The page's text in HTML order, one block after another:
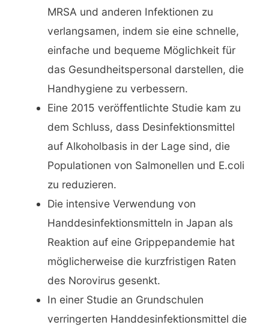
MRSA und anderen Infektionen zu
verlangsamen, indem sie eine schnelle,
einfache und bequeme Möglichkeit für
das Gesundheitspersonal darstellen, die
Handhygiene zu verbessern.
Eine 2015 veröffentlichte Studie kam zu
dem Schluss, dass Desinfektionsmittel
auf Alkoholbasis in der Lage sind, die
Populationen von Salmonellen und E.coli
zu reduzieren.
Die intensive Verwendung von
Handdesinfektionsmitteln in Japan als
Reaktion auf eine Grippepandemie hat
möglicherweise die kurzfristigen Raten
des Norovirus gesenkt.
In einer Studie an Grundschulen
verringerten Handdesinfektionsmittel die